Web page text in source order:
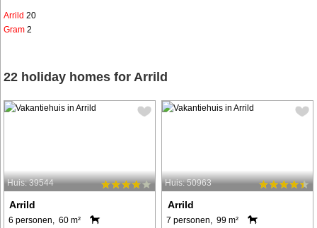
Arrild 20
Gram 2
22 holiday homes for Arrild
Huis: 39544
Arrild
6 personen, 60 m²
Huis: 50963
Arrild
7 personen, 99 m²